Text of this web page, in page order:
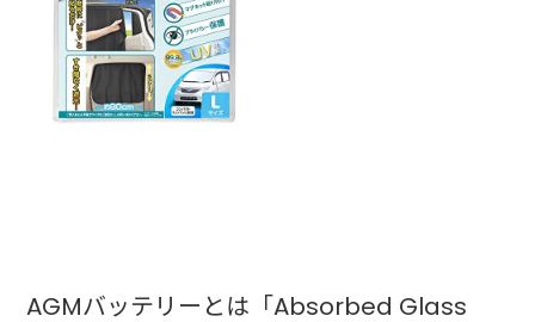
AGMバッテリーとは「Absorbed Glass